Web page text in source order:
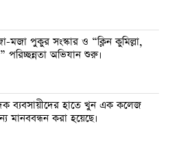
মজা পুকুর সংস্কার ও “ক্লিন কুমিল্লা,
পরিচ্ছন্নতা অভিযান শুরু।
ব্যবসায়ীদের হাতে খুন এক কলেজ
মানববন্ধন করা হয়েছে।